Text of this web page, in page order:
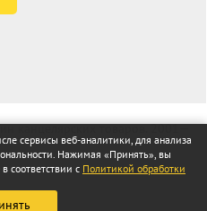
канцелярских товаров. 2001—
сервисы веб-аналитики, для анализа
Нажимая «Принять», вы
соответствии с Политикой обработки